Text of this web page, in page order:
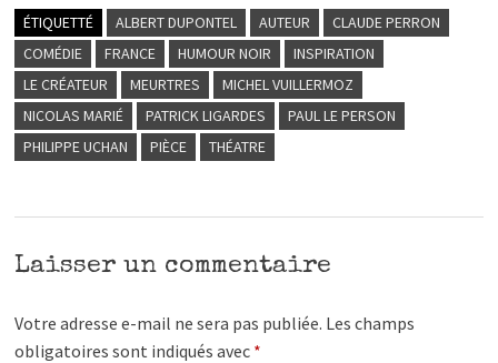
ÉTIQUETTÉ ALBERT DUPONTEL AUTEUR
CLAUDE PERRON
COMÉDIE
FRANCE HUMOUR NOIR
INSPIRATION
LE CRÉATEUR
MEURTRES
MICHEL VUILLERMOZ
NICOLAS MARIÉ
PATRICK LIGARDES
PAUL LE PERSON
PHILIPPE UCHAN
PIÈCE THÉATRE
Laisser un commentaire
Votre adresse e-mail ne sera pas publiée. Les champs
obligatoires sont indiqués avec *